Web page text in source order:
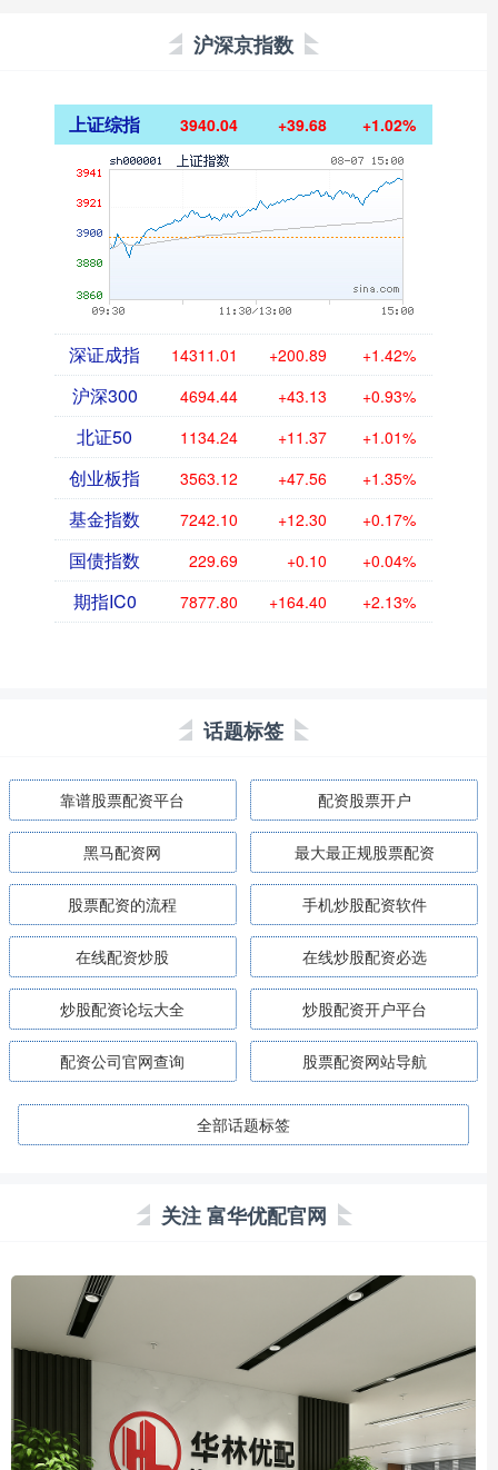
沪深京指数
上证综指 3940.04 +39.68 +1.02%
深证成指 14311.01 +200.89 +1.42%
沪深300 4694.44 +43.13 +0.93%
北证50 1134.24 +11.37 +1.01%
创业板指 3563.12 +47.56 +1.35%
基金指数 7242.10 +12.30 +0.17%
国债指数 229.69 +0.10 +0.04%
期指IC0 7877.80 +164.40 +2.13%
话题标签
靠谱股票配资平台 配资股票开户
黑马配资网 最大最正规股票配资
股票配资的流程 手机炒股配资软件
在线配资炒股 在线炒股配资必选
炒股配资论坛大全 炒股配资开户平台
配资公司官网查询 股票配资网站导航
全部话题标签
关注 富华优配官网